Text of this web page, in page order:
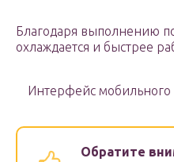
Благодаря выполнению
охлаждается и быстрее
Интерфейс
Обратите